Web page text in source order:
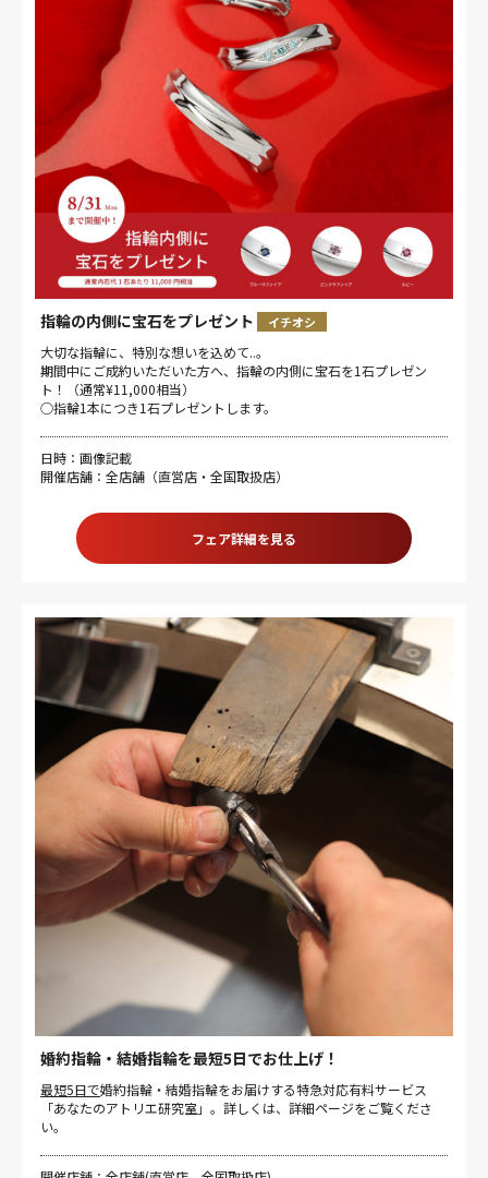
指輪の内側に宝石をプレゼント イチオシ
大切な指輪に、特別な想いを込めて..。
期間中にご成約いただいた方へ、指輪の内側に宝石を1石プレゼン
ト！（通常¥11,000相当）
○指輪1本につき1石プレゼントします。
日時：画像記載
開催店舗：全店舗（直営店・全国取扱店）
フェア詳細を見る
婚約指輪・結婚指輪を最短5日でお仕上げ！
最短5日で婚約指輪・結婚指輪をお届けする特急対応有料サービス
「あなたのアトリエ研究室」。詳しくは、詳細ページをご覧くださ
い。